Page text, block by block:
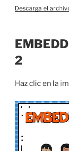
Descarga el
2
Haz clic en la